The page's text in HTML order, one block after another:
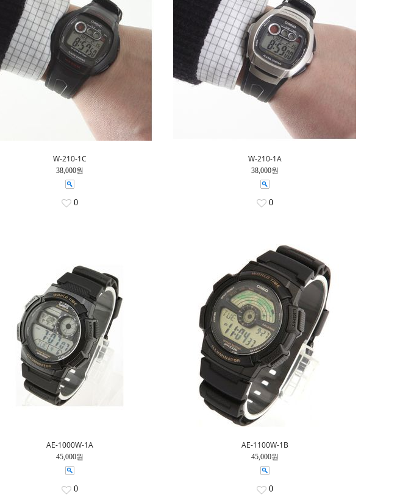
W-210-1C
38,000원
0
W-210-1A
38,000원
0
AE-1000W-1A
45,000원
0
AE-1100W-1B
45,000원
0